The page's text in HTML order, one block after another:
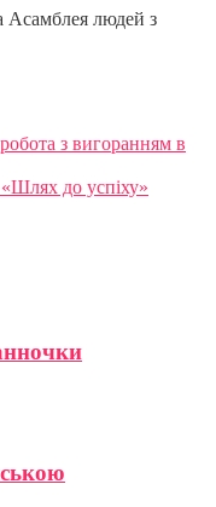
Асамблея людей з
з вигоранням в
до успіху»